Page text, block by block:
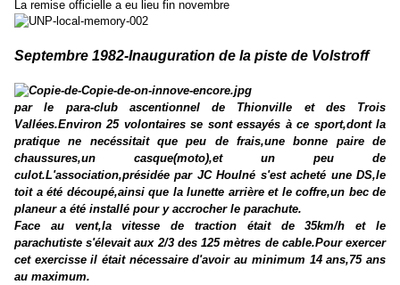
La remise officielle a eu lieu fin novembre
Septembre 1982-Inauguration de la piste de Volstroff
par le para-club ascentionnel de Thionville et des Trois
Vallées.Environ 25 volontaires se sont essayés à ce sport,dont la
pratique ne necéssitait que peu de frais,une bonne paire de
chaussures,un casque(moto),et un peu de
culot.L'association,présidée par JC Houlné s'est acheté une DS,le
toit a été découpé,ainsi que la lunette arrière et le coffre,un bec de
planeur a été installé pour y accrocher le parachute.
Face au vent,la vitesse de traction était de 35km/h et le
parachutiste s'élevait aux 2/3 des 125 mètres de cable.Pour exercer
cet exercisse il était nécessaire d'avoir au minimum 14 ans,75 ans
au maximum.